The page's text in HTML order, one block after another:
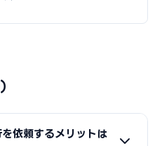
依頼するメリットは